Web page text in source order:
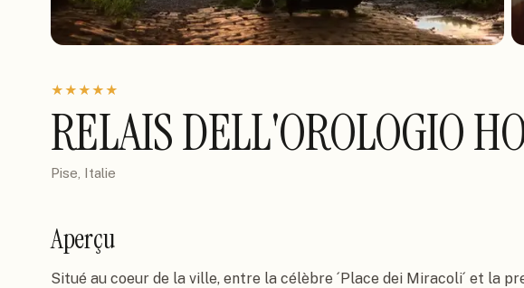
★★★★★
RELAIS DELL'OROLOGIO
Pise, Italie
Aperçu
Situé au coeur de la ville, entre la célèbre ´Place dei Miracoli´ et la